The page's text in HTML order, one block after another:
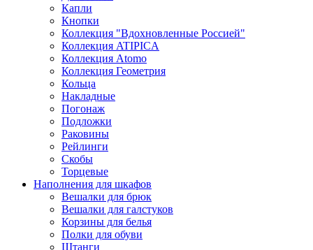
Капли
Кнопки
Коллекция "Вдохновленные Россией"
Коллекция ATIPICA
Коллекция Atomo
Коллекция Геометрия
Кольца
Накладные
Погонаж
Подложки
Раковины
Рейлинги
Скобы
Торцевые
Наполнения для шкафов
Вешалки для брюк
Вешалки для галстуков
Корзины для белья
Полки для обуви
Штанги